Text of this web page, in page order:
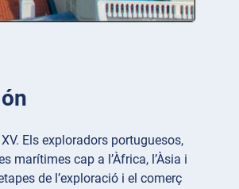
Els exploradors portuguesos,
marítimes cap a l’Àfrica, l’Àsia i
de l’exploració i el comerç